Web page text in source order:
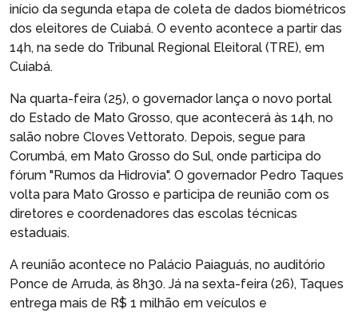
início da segunda etapa de coleta de dados biométricos
dos eleitores de Cuiabá. O evento acontece a partir das
14h, na sede do Tribunal Regional Eleitoral (TRE), em
Cuiabá.
Na quarta-feira (25), o governador lança o novo portal
do Estado de Mato Grosso, que acontecerá às 14h, no
salão nobre Cloves Vettorato. Depois, segue para
Corumbá, em Mato Grosso do Sul, onde participa do
fórum "Rumos da Hidrovia". O governador Pedro Taques
volta para Mato Grosso e participa de reunião com os
diretores e coordenadores das escolas técnicas
estaduais.
A reunião acontece no Palácio Paiaguás, no auditório
Ponce de Arruda, às 8h30. Já na sexta-feira (26), Taques
entrega mais de R$ 1 milhão em veículos e